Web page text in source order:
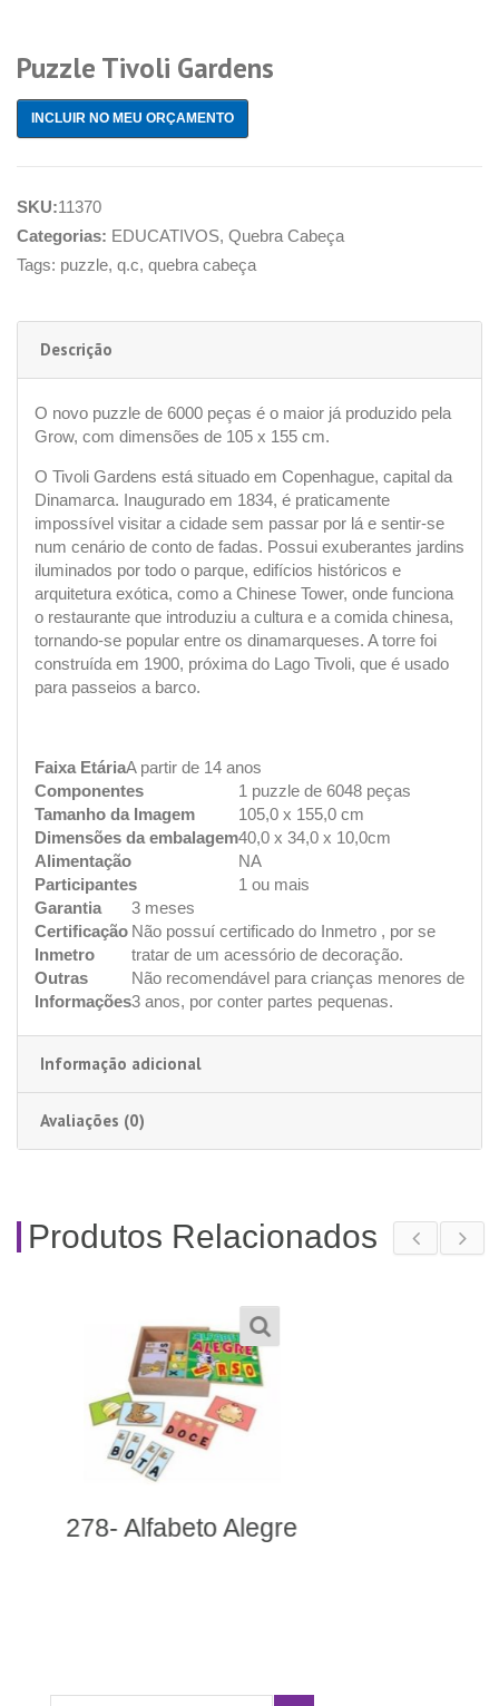
Puzzle Tivoli Gardens
INCLUIR NO MEU ORÇAMENTO
SKU:11370
Categorias: EDUCATIVOS, Quebra Cabeça
Tags: puzzle, q.c, quebra cabeça
Descrição
O novo puzzle de 6000 peças é o maior já produzido pela
Grow, com dimensões de 105 x 155 cm.
O Tivoli Gardens está situado em Copenhague, capital da
Dinamarca. Inaugurado em 1834, é praticamente
impossível visitar a cidade sem passar por lá e sentir-se
num cenário de conto de fadas. Possui exuberantes jardins
iluminados por todo o parque, edifícios históricos e
arquitetura exótica, como a Chinese Tower, onde funciona
o restaurante que introduziu a cultura e a comida chinesa,
tornando-se popular entre os dinamarqueses. A torre foi
construída em 1900, próxima do Lago Tivoli, que é usado
para passeios a barco.
Faixa EtáriaA partir de 14 anos
Componentes
1 puzzle de 6048 peças
Tamanho da Imagem
105,0 x 155,0 cm
Dimensões da embalagem40,0 x 34,0 x 10,0cm
Alimentação
NA
Participantes
1 ou mais
Garantia
3 meses
Certificação
Inmetro
Não possuí certificado do Inmetro , por se
tratar de um acessório de decoração.
Outras
Informações
Não recomendável para crianças menores de
3 anos, por conter partes pequenas.
Informação adicional
Avaliações (0)
Produtos Relacionados
Animais Selvagens